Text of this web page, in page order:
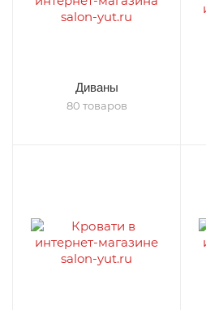
Диваны
80 товаров